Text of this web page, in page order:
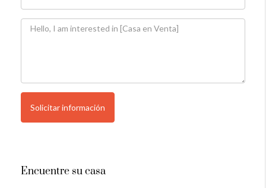
Solicitar información
Encuentre su casa